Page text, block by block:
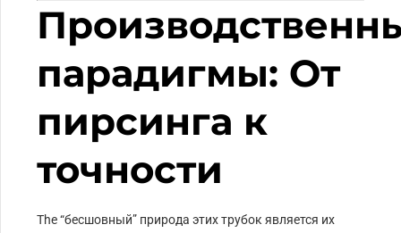
парадигмы: От
пирсинга к
точности
The“бесшовный” природа этих трубок является их